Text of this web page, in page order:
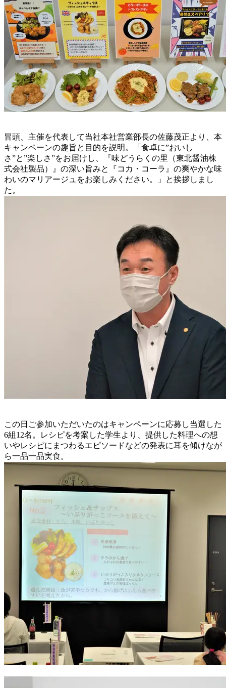
冒頭、主催を代表して当社本社営業部長の佐藤茂正より、本
キャンペーンの趣旨と目的を説明。「食卓に”おいし
さ”と”楽しさ”をお届けし、『味どうらくの里（東北醤油株
式会社製品）』の深い旨みと『コカ・コーラ』の爽やかな味
わいのマリアージュをお楽しみください。」と挨拶しまし
た。
この日ご参加いただいたのはキャンペーンに応募し当選した
6組12名。レシピを考案した学生より、提供した料理への想
いやレシピにまつわるエピソードなどの発表に耳を傾けなが
ら一品一品実食。